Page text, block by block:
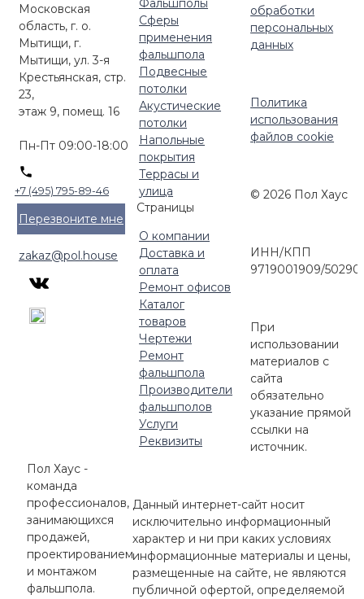
Московская
область, г. о.
Мытищи, г.
Мытищи, ул. 3-я
Крестьянская, стр.
23,
этаж 9, помещ. 16
Пн-Пт 09:00-18:00
+7 (495) 795-89-46
Перезвоните мне
zakaz@pol.house
Фальшполы
Сферы
применения
фальшпола
Подвесные
потолки
Акустические
потолки
Напольные
покрытия
Террасы и
улица
Страницы
О компании
Доставка и
оплата
Ремонт офисов
Каталог
товаров
Чертежи
Ремонт
фальшпола
Производители
фальшполов
Услуги
Реквизиты
Пол Хаус -
команда
профессионалов,
занимающихся
продажей,
проектированием
и монтажом
фальшпола.
обработки
персональных
данных
Политика
использования
файлов cookie
© 2026 Пол Хаус
ИНН/КПП
9719001909/
При
использовании
материалов с
сайта
обязательно
указание прямой
ссылки на
источник.
Данный интернет-сайт носит
исключительно информационный
характер и ни при каких условиях
информационные материалы и цены,
размещенные на сайте, не являются
публичной офертой, определяемой